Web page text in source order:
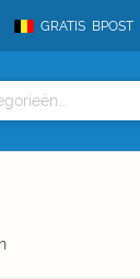
GRATIS